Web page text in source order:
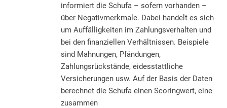
informiert die Schufa – sofern vorhanden –
über Negativmerkmale. Dabei handelt es sich
um Auffälligkeiten im Zahlungsverhalten und
bei den finanziellen Verhältnissen. Beispiele
sind Mahnungen, Pfändungen,
Zahlungsrückstände, eidesstattliche
Versicherungen usw. Auf der Basis der Daten
berechnet die Schufa einen Scoringwert, eine
zusammen